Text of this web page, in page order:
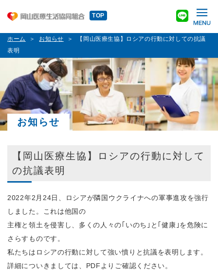
TOP
ホーム お知らせ
【岡山医療生協】ロシアの行動に対しての抗議
表明
お知らせ
【岡山医療生協】ロシアの行動に対して
の抗議表明
2022年2月24日、ロシアが隣国ウクライナへの軍事進攻を強行
しました。これは他国の
主権と領土を侵害し、多くの人々の｢いのち｣と｢健康｣を危険に
さらすものです。
私たちはロシアの行動に対して強い憤りと抗議を表明します。
詳細についきましては、PDFよりご確認ください。